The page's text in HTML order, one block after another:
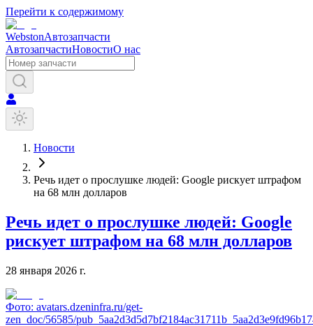
Перейти к содержимому
WebstonАвтозапчасти
АвтозапчастиНовостиО нас
Новости
Речь идет о прослушке людей: Google рискует штрафом
на 68 млн долларов
Речь идет о прослушке людей: Google
рискует штрафом на 68 млн долларов
28 января 2026 г.
Фото: avatars.dzeninfra.ru/get-
zen_doc/56585/